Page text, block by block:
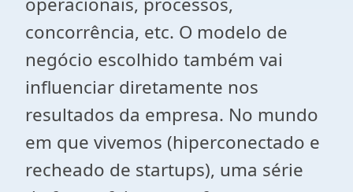
concorrência, etc. O modelo de
negócio escolhido também vai
influenciar diretamente nos
resultados da empresa. No mundo
em que vivemos (hiperconectado e
recheado de startups), uma série